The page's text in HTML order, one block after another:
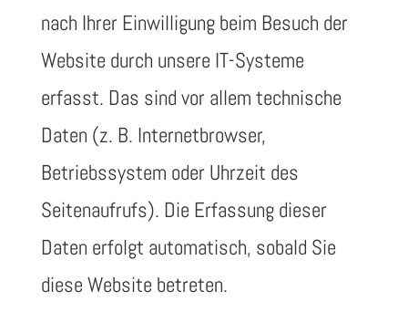
nach Ihrer Einwilligung beim Besuch der
Website durch unsere IT-Systeme
erfasst. Das sind vor allem technische
Daten (z. B. Internetbrowser,
Betriebssystem oder Uhrzeit des
Seitenaufrufs). Die Erfassung dieser
Daten erfolgt automatisch, sobald Sie
diese Website betreten.